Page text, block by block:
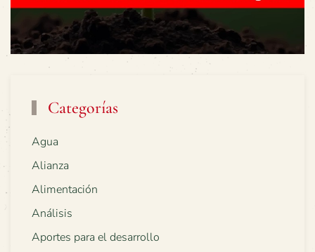
Categorías
Agua
Alianza
Alimentación
Análisis
Aportes para el desarrollo